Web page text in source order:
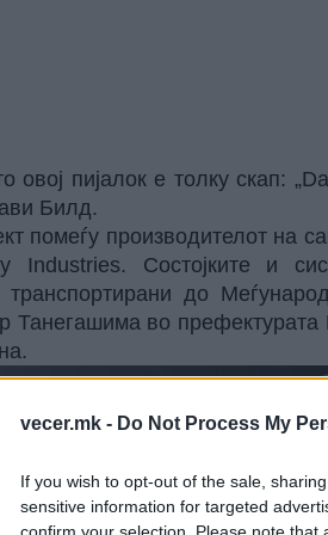
vecer.mk - Do Not Process My
If you wish to opt-out of the sale,
sensitive information for targeted
овој пијалоке толку скап:
Билд.
помеѓу производителот на
Industries. Состојките и
до
Танегашима во